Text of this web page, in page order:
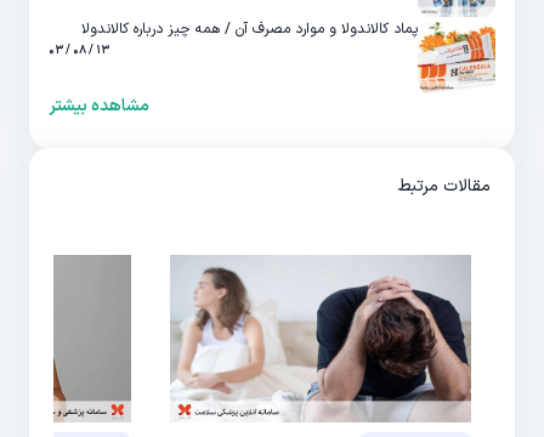
پماد کالاندولا و موارد مصرف آن / همه چیز درباره کالاندولا
۱۳ / ۰۸ / ۰۳
مشاهده بیشتر
مقالات مرتبط